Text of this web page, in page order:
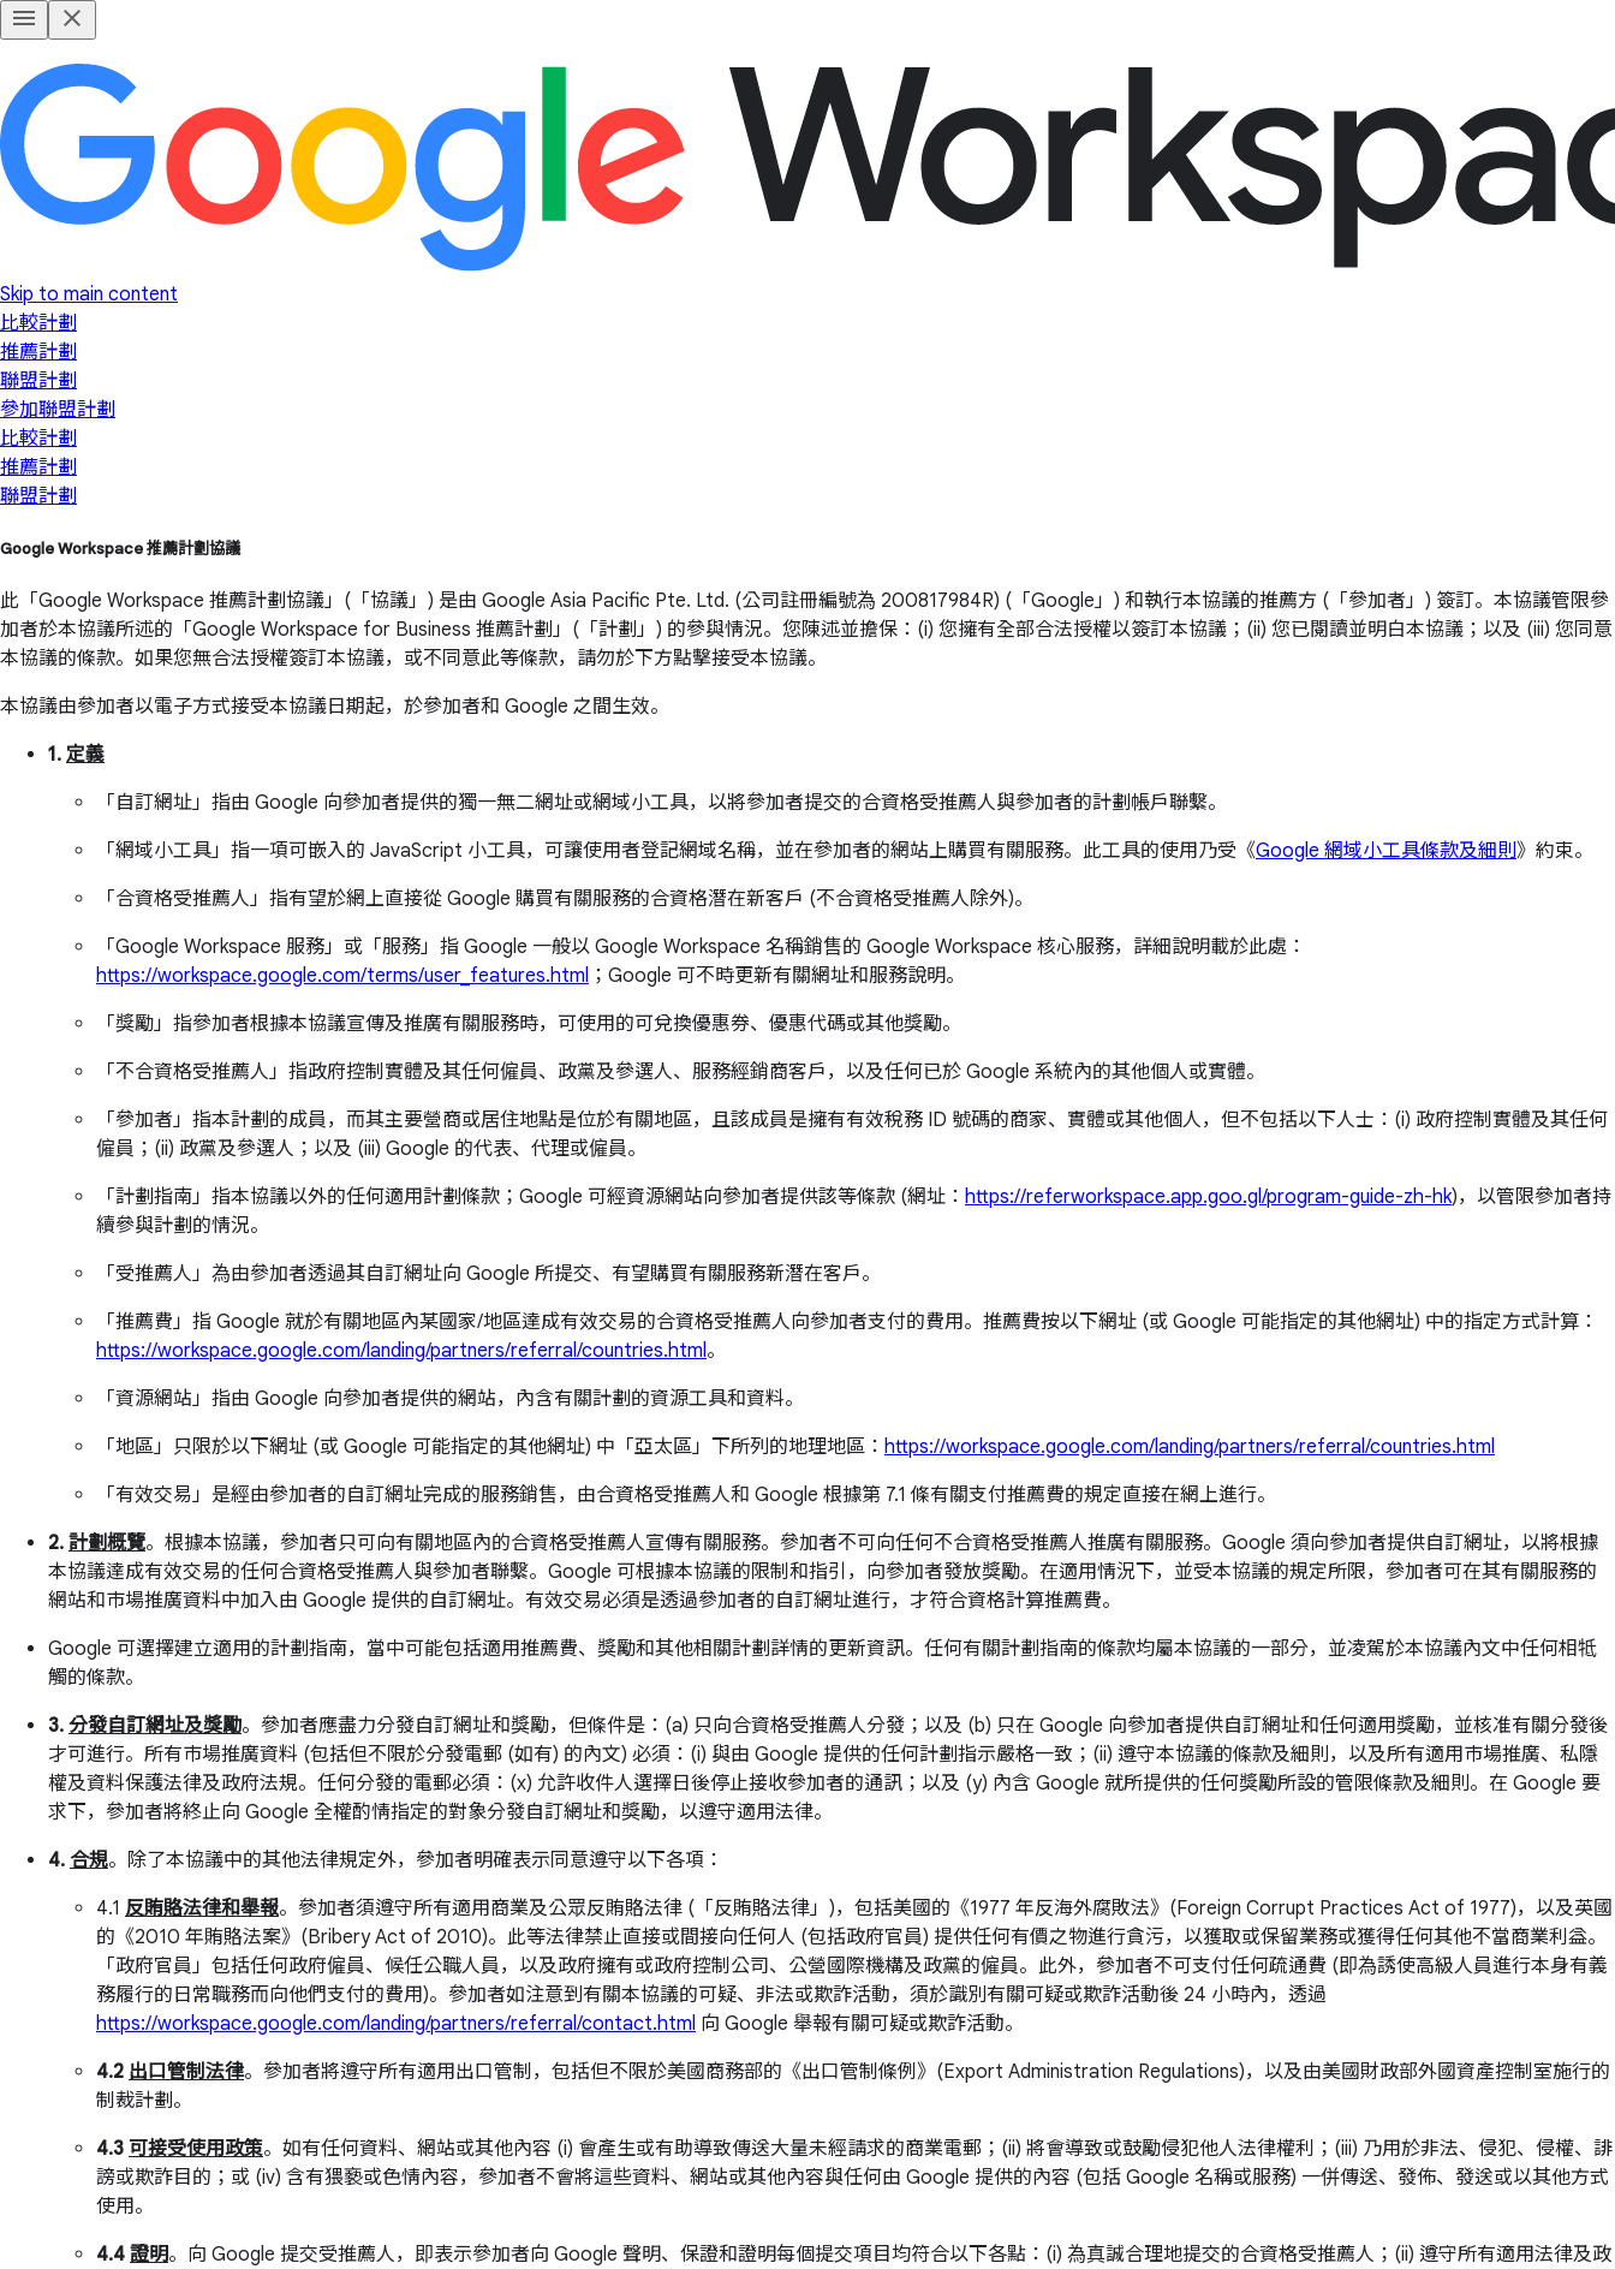
Skip to main content
比較計劃
推薦計劃
聯盟計劃
參加聯盟計劃
比較計劃
推薦計劃
聯盟計劃
Google Workspace 推薦計劃協議
此「Google Workspace 推薦計劃協議」(「協議」) 是由 Google Asia Pacific Pte. Ltd. (公司註冊編號為 200817984R) (「Google」) 和執行本協議的推薦方 (「參加者」) 簽訂。本協議管限參
加者於本協議所述的「Google Workspace for Business 推薦計劃」(「計劃」) 的參與情況。您陳述並擔保：(i) 您擁有全部合法授權以簽訂本協議；(ii) 您已閱讀並明白本協議；以及 (iii) 您同意
本協議的條款。如果您無合法授權簽訂本協議，或不同意此等條款，請勿於下方點擊接受本協議。
本協議由參加者以電子方式接受本協議日期起，於參加者和 Google 之間生效。
1. 定義
「自訂網址」指由 Google 向參加者提供的獨一無二網址或網域小工具，以將參加者提交的合資格受推薦人與參加者的計劃帳戶聯繫。
「網域小工具」指一項可嵌入的 JavaScript 小工具，可讓使用者登記網域名稱，並在參加者的網站上購買有關服務。此工具的使用乃受《Google 網域小工具條款及細則》約束。
「合資格受推薦人」指有望於網上直接從 Google 購買有關服務的合資格潛在新客戶 (不合資格受推薦人除外)。
「Google Workspace 服務」或「服務」指 Google 一般以 Google Workspace 名稱銷售的 Google Workspace 核心服務，詳細說明載於此處：
https://workspace.google.com/terms/user_features.html ；Google 可不時更新有關網址和服務說明。
「獎勵」指參加者根據本協議宣傳及推廣有關服務時，可使用的可兌換優惠券、優惠代碼或其他獎勵。
「不合資格受推薦人」指政府控制實體及其任何僱員、政黨及參選人、服務經銷商客戶，以及任何已於 Google 系統內的其他個人或實體。
「參加者」指本計劃的成員，而其主要營商或居住地點是位於有關地區，且該成員是擁有有效稅務 ID 號碼的商家、實體或其他個人，但不包括以下人士：(i) 政府控制實體及其任何
僱員；(ii) 政黨及參選人；以及 (iii) Google 的代表、代理或僱員。
「計劃指南」指本協議以外的任何適用計劃條款；Google 可經資源網站向參加者提供該等條款 (網址： https://referworkspace.app.goo.gl/program-guide-zh-hk)，以管限參加者持
續參與計劃的情況。
「受推薦人」為由參加者透過其自訂網址向 Google 所提交、有望購買有關服務新潛在客戶。
「推薦費」指 Google 就於有關地區內某國家/地區達成有效交易的合資格受推薦人向參加者支付的費用。推薦費按以下網址 (或 Google 可能指定的其他網址) 中的指定方式計算：
https://workspace.google.com/landing/partners/referral/countries.html。
「資源網站」指由 Google 向參加者提供的網站，內含有關計劃的資源工具和資料。
「地區」只限於以下網址 (或 Google 可能指定的其他網址) 中「亞太區」下所列的地理地區： https://workspace.google.com/landing/partners/referral/countries.html
「有效交易」是經由參加者的自訂網址完成的服務銷售，由合資格受推薦人和 Google 根據第 7.1 條有關支付推薦費的規定直接在網上進行。
2. 計劃概覽。根據本協議，參加者只可向有關地區內的合資格受推薦人宣傳有關服務。參加者不可向任何不合資格受推薦人推廣有關服務。Google 須向參加者提供自訂網址，以將根據
本協議達成有效交易的任何合資格受推薦人與參加者聯繫。Google 可根據本協議的限制和指引，向參加者發放獎勵。在適用情況下，並受本協議的規定所限，參加者可在其有關服務的
網站和市場推廣資料中加入由 Google 提供的自訂網址。有效交易必須是透過參加者的自訂網址進行，才符合資格計算推薦費。
Google 可選擇建立適用的計劃指南，當中可能包括適用推薦費、獎勵和其他相關計劃詳情的更新資訊。任何有關計劃指南的條款均屬本協議的一部分，並凌駕於本協議內文中任何相牴
觸的條款。
3. 分發自訂網址及獎勵。參加者應盡力分發自訂網址和獎勵，但條件是：(a) 只向合資格受推薦人分發；以及 (b) 只在 Google 向參加者提供自訂網址和任何適用獎勵，並核准有關分發後
才可進行。所有市場推廣資料 (包括但不限於分發電郵 (如有) 的內文) 必須：(i) 與由 Google 提供的任何計劃指示嚴格一致；(ii) 遵守本協議的條款及細則，以及所有適用市場推廣、私隱
權及資料保護法律及政府法規。任何分發的電郵必須：(x) 允許收件人選擇日後停止接收參加者的通訊；以及 (y) 內含 Google 就所提供的任何獎勵所設的管限條款及細則。在 Google 要
求下，參加者將終止向 Google 全權酌情指定的對象分發自訂網址和獎勵，以遵守適用法律。
4. 合規。除了本協議中的其他法律規定外，參加者明確表示同意遵守以下各項：
4.1 反賄賂法律和舉報。參加者須遵守所有適用商業及公眾反賄賂法律 (「反賄賂法律」)，包括美國的《1977 年反海外腐敗法》(Foreign Corrupt Practices Act of 1977)，以及英國
的《2010 年賄賂法案》(Bribery Act of 2010)。此等法律禁止直接或間接向任何人 (包括政府官員) 提供任何有價之物進行貪污，以獲取或保留業務或獲得任何其他不當商業利益。
「政府官員」包括任何政府僱員、候任公職人員，以及政府擁有或政府控制公司、公營國際機構及政黨的僱員。此外，參加者不可支付任何疏通費 (即為誘使高級人員進行本身有義
務履行的日常職務而向他們支付的費用)。參加者如注意到有關本協議的可疑、非法或欺詐活動，須於識別有關可疑或欺詐活動後 24 小時內，透過
https://workspace.google.com/landing/partners/referral/contact.html 向 Google 舉報有關可疑或欺詐活動。
4.2 出口管制法律。參加者將遵守所有適用出口管制，包括但不限於美國商務部的《出口管制條例》(Export Administration Regulations)，以及由美國財政部外國資產控制室施行的
制裁計劃。
4.3 可接受使用政策。如有任何資料、網站或其他內容 (i) 會產生或有助導致傳送大量未經請求的商業電郵；(ii) 將會導致或鼓勵侵犯他人法律權利；(iii) 乃用於非法、侵犯、侵權、誹
謗或欺詐目的；或 (iv) 含有猥褻或色情內容，參加者不會將這些資料、網站或其他內容與任何由 Google 提供的內容 (包括 Google 名稱或服務) 一併傳送、發佈、發送或以其他方式
使用。
4.4 證明。向 Google 提交受推薦人，即表示參加者向 Google 聲明、保證和證明每個提交項目均符合以下各點：(i) 為真誠合理地提交的合資格受推薦人；(ii) 遵守所有適用法律及政